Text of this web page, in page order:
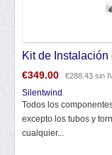
Kit de Instalación
€349.00 €288.43 sin
Silentwind
Todos los
excepto los tubos y
cualquier...